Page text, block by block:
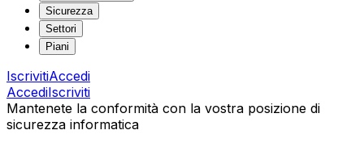
Sicurezza
Settori
Piani
IscrivitiAccedi
AccediIscriviti
Mantenete la conformità con la vostra posizione di
sicurezza informatica